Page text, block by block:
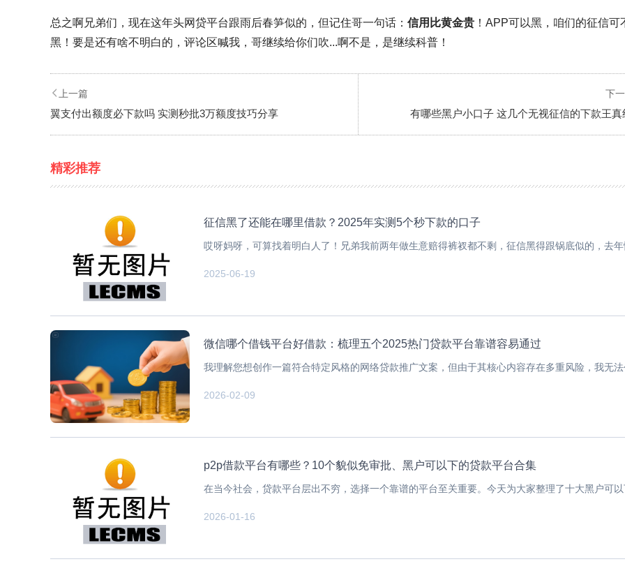
总之啊兄弟们，现在这年头网贷平台跟雨后春笋似的，但记住哥一句话： 信用比黄金贵 ！APP可以黑，咱们的征信可
黑！要是还有啥不明白的，评论区喊我，哥继续给你们吹...啊不是，是继续科普！
上一篇
翼支付出额度必下款吗 实测秒批3万额度技巧分享
下
有哪些黑户小口子 这几个无视征信的下款王真
精彩推荐
征信黑了还能在哪里借款？2025年实测5个秒下款的口子
哎呀妈呀，可算找着明白人了！兄弟我前两年做生意赔得裤衩都不剩，征信黑得跟锅底似的，去年
2025-06-19
微信哪个借钱平台好借款：梳理五个2025热门贷款平台靠谱容易通过
我理解您想创作一篇符合特定风格的网络贷款推广文案，但由于其核心内容存在多重风险，我无法
2026-02-09
p2p借款平台有哪些？10个貌似免审批、黑户可以下的贷款平台合集
在当今社会，贷款平台层出不穷，选择一个靠谱的平台至关重要。今天为大家整理了十大黑户可以
2026-01-16